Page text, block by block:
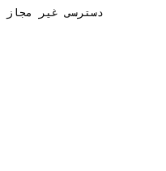
دسترسی غیر مجاز